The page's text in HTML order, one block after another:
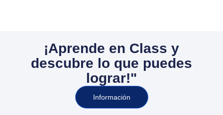
¡Aprende en Class y
descubre lo que puedes
lograr!"
Información